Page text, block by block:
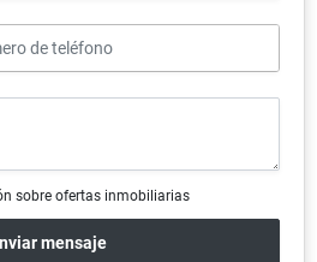
sobre ofertas inmobiliarias
mensaje